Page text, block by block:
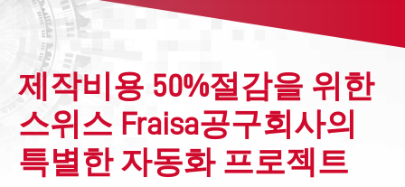
제작비용 50%절감을 위한
스위스 Fraisa공구회사의
특별한 자동화 프로젝트